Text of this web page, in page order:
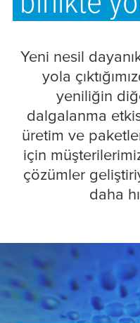
Yeni nesil
yola
yeniliğin
dalgalanma
üretim ve
için
çözümler
daha